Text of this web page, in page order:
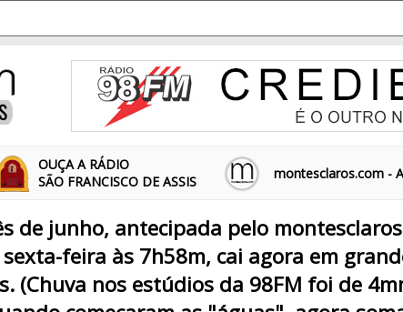
OUÇA A RÁDIO
SÃO FRANCISCO DE ASSIS
montesclaros.com -
de junho, antecipada pelo
feira às 7h58m, cai agora em
(Chuva nos estúdios da 98FM foi de